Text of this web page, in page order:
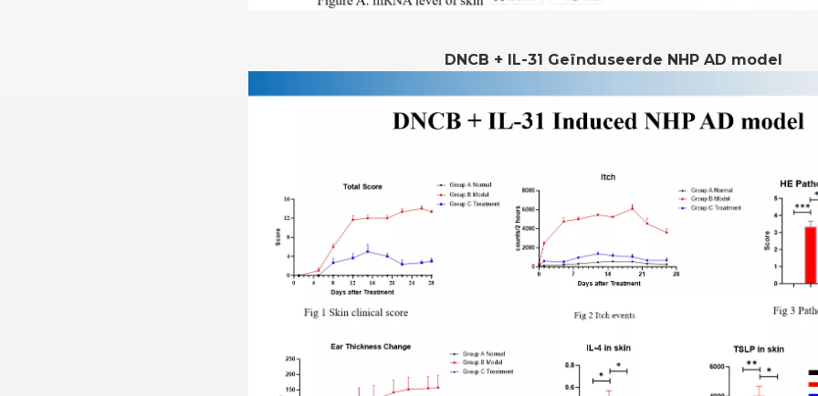
DNCB + IL-31 Geïnduseerde NHP AD model